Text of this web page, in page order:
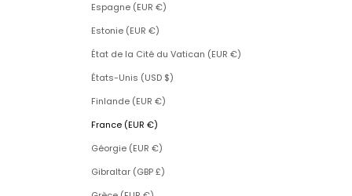
Espagne (EUR €)
Estonie (EUR €)
État de la Cité du Vatican (EUR €)
États-Unis (USD $)
Finlande (EUR €)
France (EUR €)
Géorgie (EUR €)
Gibraltar (GBP £)